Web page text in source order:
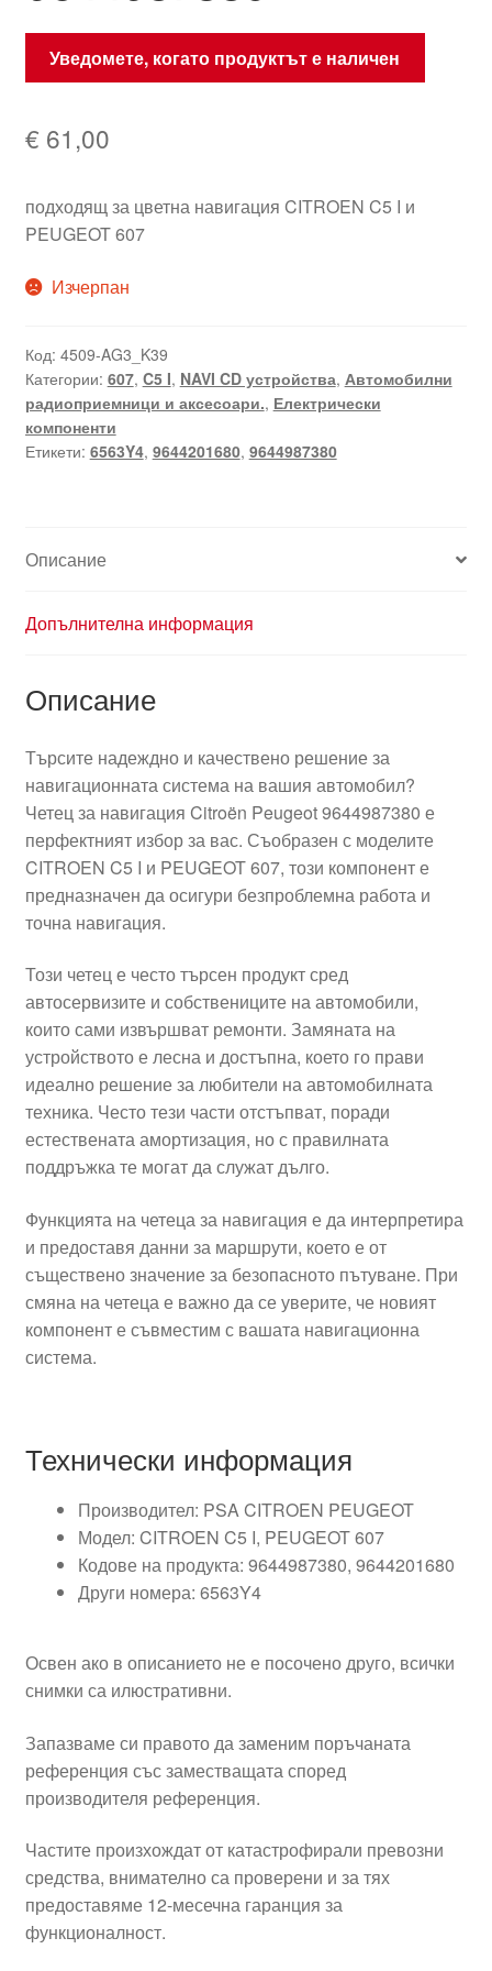
Уведомете, когато продуктът е наличен
€ 61,00
подходящ за цветна навигация CITROEN C5 I и
PEUGEOT 607
Изчерпан
Код: 4509-AG3_K39
Категории: 607, C5 I, NAVI CD устройства, Автомобилни
радиоприемници и аксесоари., Електрически
компоненти
Етикети: 6563Y4, 9644201680, 9644987380
Описание
Допълнителна информация
Описание
Търсите надеждно и качествено решение за
навигационната система на вашия автомобил?
Четец за навигация Citroën Peugeot 9644987380 е
перфектният избор за вас. Съобразен с моделите
CITROEN C5 I и PEUGEOT 607, този компонент е
предназначен да осигури безпроблемна работа и
точна навигация.
Този четец е често търсен продукт сред
автосервизите и собствениците на автомобили,
които сами извършват ремонти. Замяната на
устройството е лесна и достъпна, което го прави
идеално решение за любители на автомобилната
техника. Често тези части отстъпват, поради
естествената амортизация, но с правилната
поддръжка те могат да служат дълго.
Функцията на четеца за навигация е да интерпретира
и предоставя данни за маршрути, което е от
съществено значение за безопасното пътуване. При
смяна на четеца е важно да се уверите, че новият
компонент е съвместим с вашата навигационна
система.
Технически информация
Производител: PSA CITROEN PEUGEOT
Модел: CITROEN C5 I, PEUGEOT 607
Кодове на продукта: 9644987380, 9644201680
Други номера: 6563Y4
Освен ако в описанието не е посочено друго, всички
снимки са илюстративни.
Запазваме си правото да заменим поръчаната
референция със заместващата според
производителя референция.
Частите произхождат от катастрофирали превозни
средства, внимателно са проверени и за тях
предоставяме 12-месечна гаранция за
функционалност.